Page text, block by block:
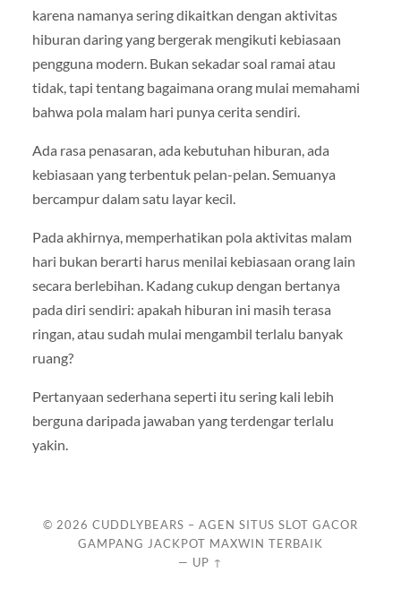
karena namanya sering dikaitkan dengan aktivitas
hiburan daring yang bergerak mengikuti kebiasaan
pengguna modern. Bukan sekadar soal ramai atau
tidak, tapi tentang bagaimana orang mulai memahami
bahwa pola malam hari punya cerita sendiri.
Ada rasa penasaran, ada kebutuhan hiburan, ada
kebiasaan yang terbentuk pelan-pelan. Semuanya
bercampur dalam satu layar kecil.
Pada akhirnya, memperhatikan pola aktivitas malam
hari bukan berarti harus menilai kebiasaan orang lain
secara berlebihan. Kadang cukup dengan bertanya
pada diri sendiri: apakah hiburan ini masih terasa
ringan, atau sudah mulai mengambil terlalu banyak
ruang?
Pertanyaan sederhana seperti itu sering kali lebih
berguna daripada jawaban yang terdengar terlalu
yakin.
© 2026 CUDDLYBEARS – AGEN SITUS SLOT GACOR
GAMPANG JACKPOT MAXWIN TERBAIK
— UP ↑